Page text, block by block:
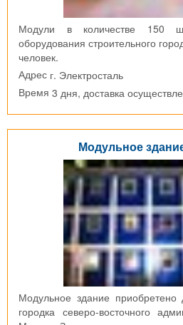
Модули в количестве 150
оборудования строительного
человек.
Адрес г. Электросталь
Время 3 дня, доставка
Модульное
Модульное здание приобретено
городка северо-восточного